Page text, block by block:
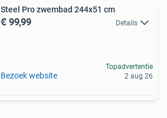
Steel Pro zwembad 244x51 cm
€ 99,99 Details
Bezoek website
Topadvertentie
2 aug 26